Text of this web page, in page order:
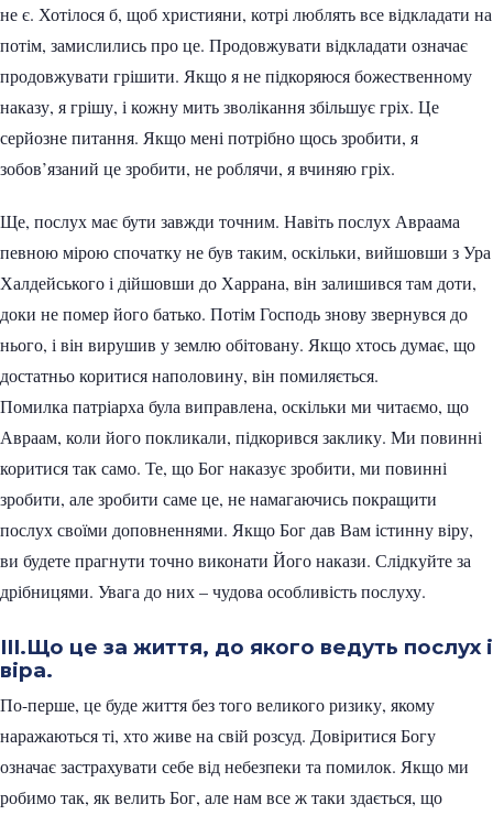
не є. Хотілося б, щоб християни, котрі люблять все відкладати на
потім, замислились про це. Продовжувати відкладати означає
продовжувати грішити. Якщо я не підкоряюся божественному
наказу, я грішу, і кожну мить зволікання збільшує гріх. Це
серйозне питання. Якщо мені потрібно щось зробити, я
зобов’язаний це зробити, не роблячи, я вчиняю гріх.
Ще, послух має бути завжди точним. Навіть послух Авраама
певною мірою спочатку не був таким, оскільки, вийшовши з Ура
Халдейського і дійшовши до Харрана, він залишився там доти,
доки не помер його батько. Потім Господь знову звернувся до
нього, і він вирушив у землю обітовану. Якщо хтось думає, що
достатньо коритися наполовину, він помиляється.
Помилка патріарха була виправлена, оскільки ми читаємо, що
Авраам, коли його покликали, підкорився заклику. Ми повинні
коритися так само. Те, що Бог наказує зробити, ми повинні
зробити, але зробити саме це, не намагаючись покращити
послух своїми доповненнями. Якщо Бог дав Вам істинну віру,
ви будете прагнути точно виконати Його накази. Слідкуйте за
дрібницями. Увага до них – чудова особливість послуху.
III.Що це за життя, до якого ведуть послух і
віра.
По-перше, це буде життя без того великого ризику, якому
наражаються ті, хто живе на свій розсуд. Довіритися Богу
означає застрахувати себе від небезпеки та помилок. Якщо ми
робимо так, як велить Бог, але нам все ж таки здається, що